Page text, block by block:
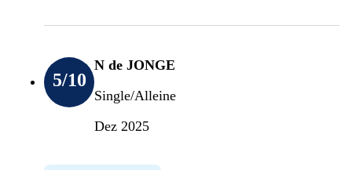
5/10
N de JONGE
Single/Alleine
Dez 2025